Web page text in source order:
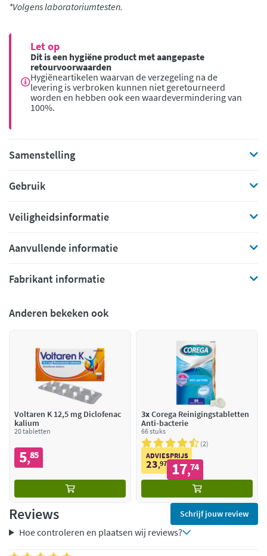
*Volgens laboratoriumtesten.
Let op
Dit is een hygiëne product met aangepaste
retourvoorwaarden
Hygiëneartikelen waarvan de verzegeling na de
levering is verbroken kunnen niet geretourneerd
worden en hebben ook een waardevermindering van
100%.
Samenstelling
Gebruik
Veiligheidsinformatie
Aanvullende informatie
Fabrikant informatie
Anderen bekeken ook
Voltaren K 12,5 mg Diclofenac
kalium
20 tabletten
5,85
3xCorega Reinigingstabletten
Anti-bacterie
66 stuks
2
ADVIESPRIJS
23,97 17,74
Reviews Schrijf jouw review
Hoe controleren en plaatsen wij reviews?